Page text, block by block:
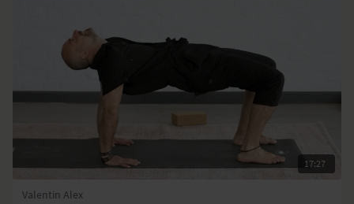
17:27
Valentin Alex